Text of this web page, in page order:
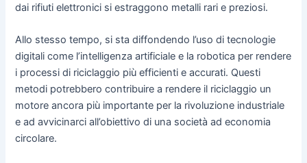
dai rifiuti elettronici si estraggono metalli rari e preziosi.
Allo stesso tempo, si sta diffondendo l’uso di tecnologie
digitali come l’intelligenza artificiale e la robotica per rendere
i processi di riciclaggio più efficienti e accurati. Questi
metodi potrebbero contribuire a rendere il riciclaggio un
motore ancora più importante per la rivoluzione industriale
e ad avvicinarci all’obiettivo di una società ad economia
circolare.